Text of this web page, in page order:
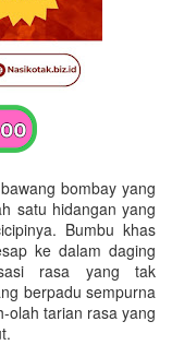
bombay yang
satu hidangan yang
Bumbu khas
ke dalam daging
rasa yang tak
berpadu sempurna
olah tarian rasa yang